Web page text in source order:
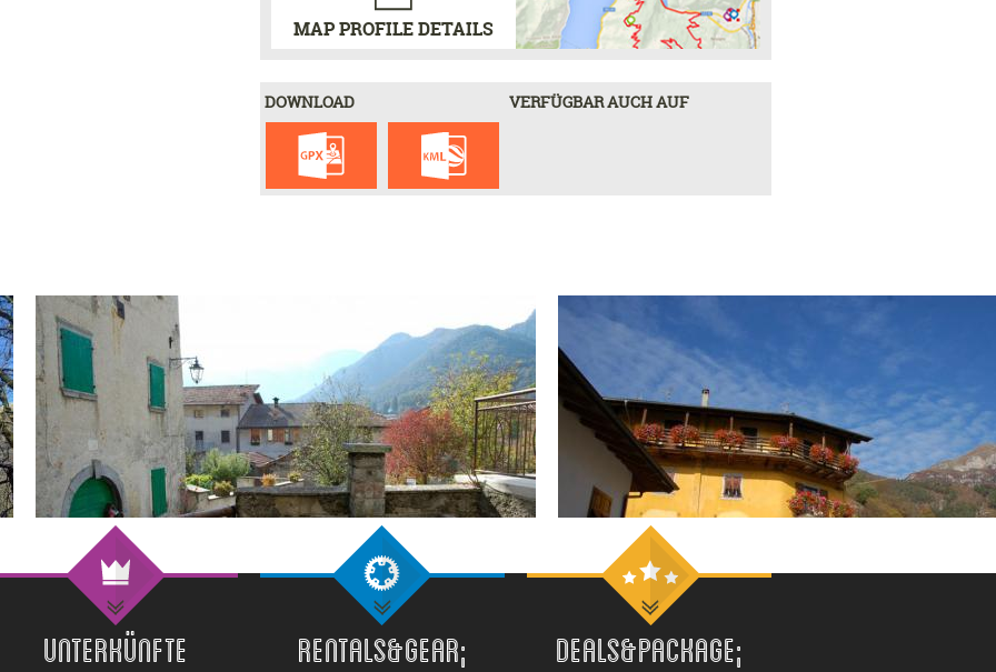
MAP PROFILE DETAILS
DOWNLOAD VERFÜGBAR AUCH AUF
UNTERKÜNFTE RENTALS&GEAR; DEALS&PACKAGE;